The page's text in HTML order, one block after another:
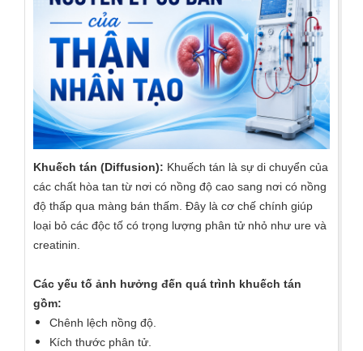
Khuếch tán (Diffusion): Khuếch tán là sự di chuyển của
các chất hòa tan từ nơi có nồng độ cao sang nơi có nồng
độ thấp qua màng bán thấm. Đây là cơ chế chính giúp
loại bỏ các độc tố có trọng lượng phân tử nhỏ như ure và
creatinin.
Các yếu tố ảnh hưởng đến quá trình khuếch tán
gồm:
Chênh lệch nồng độ.
Kích thước phân tử.